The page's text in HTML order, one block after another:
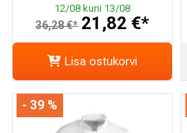
12/08 kuni 13/08
36,28 €* 21,82 €*
Lisa ostukorvi
- 39 %